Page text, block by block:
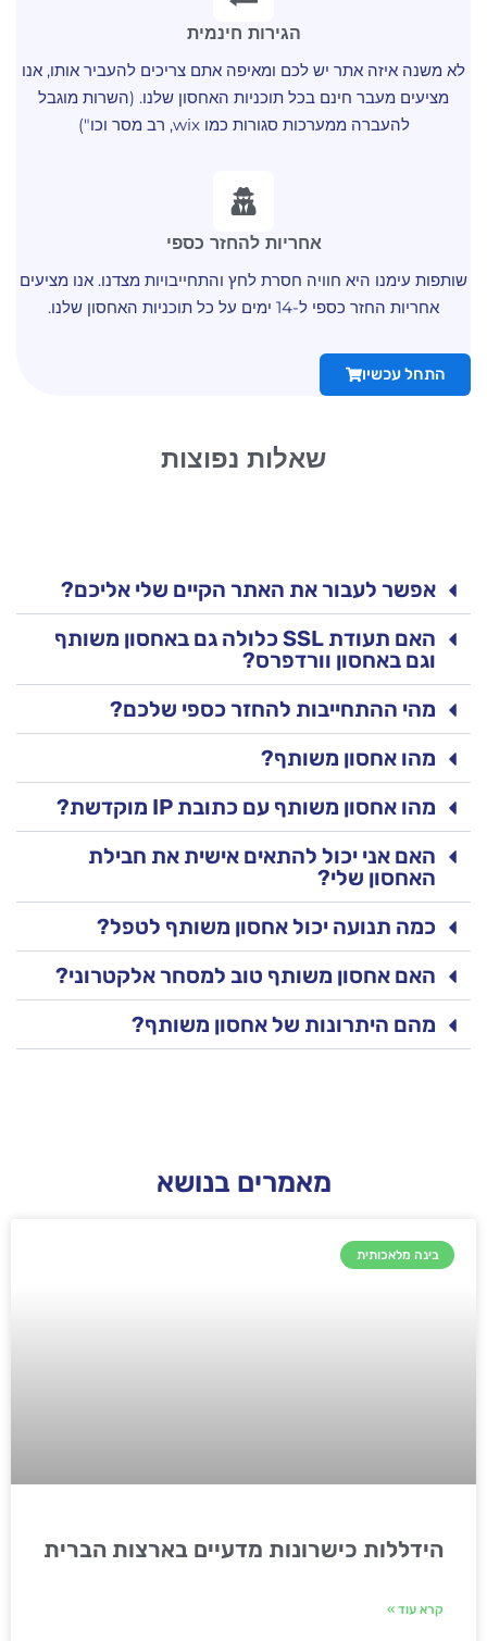
הגירות חינמית
לא משנה איזה אתר יש לכם ומאיפה אתם צריכים להעביר אותו, אנו
מציעים מעבר חינם בכל תוכניות האחסון שלנו. (השרות מוגבל
להעברה ממערכות סגורות כמו wix, רב מסר וכו")
אחריות להחזר כספי
שותפות עימנו היא חוויה חסרת לחץ והתחייבויות מצדנו. אנו מציעים
אחריות החזר כספי ל-14 ימים על כל תוכניות האחסון שלנו.
התחל עכשיו
שאלות נפוצות
אפשר לעבור את האתר הקיים שלי אליכם?
האם תעודת SSL כלולה גם באחסון משותף
וגם באחסון וורדפרס?
מהי ההתחייבות להחזר כספי שלכם?
מהו אחסון משותף?
מהו אחסון משותף עם כתובת IP מוקדשת?
האם אני יכול להתאים אישית את חבילת
האחסון שלי?
כמה תנועה יכול אחסון משותף לטפל?
האם אחסון משותף טוב למסחר אלקטרוני?
מהם היתרונות של אחסון משותף?
מאמרים בנושא
בינה מלאכותית
הידללות כישרונות מדעיים בארצות הברית
קרא עוד »